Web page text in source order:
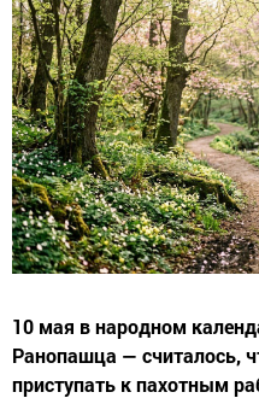
10 мая в народном
Ранопашца — считалось,
приступать к пахотным